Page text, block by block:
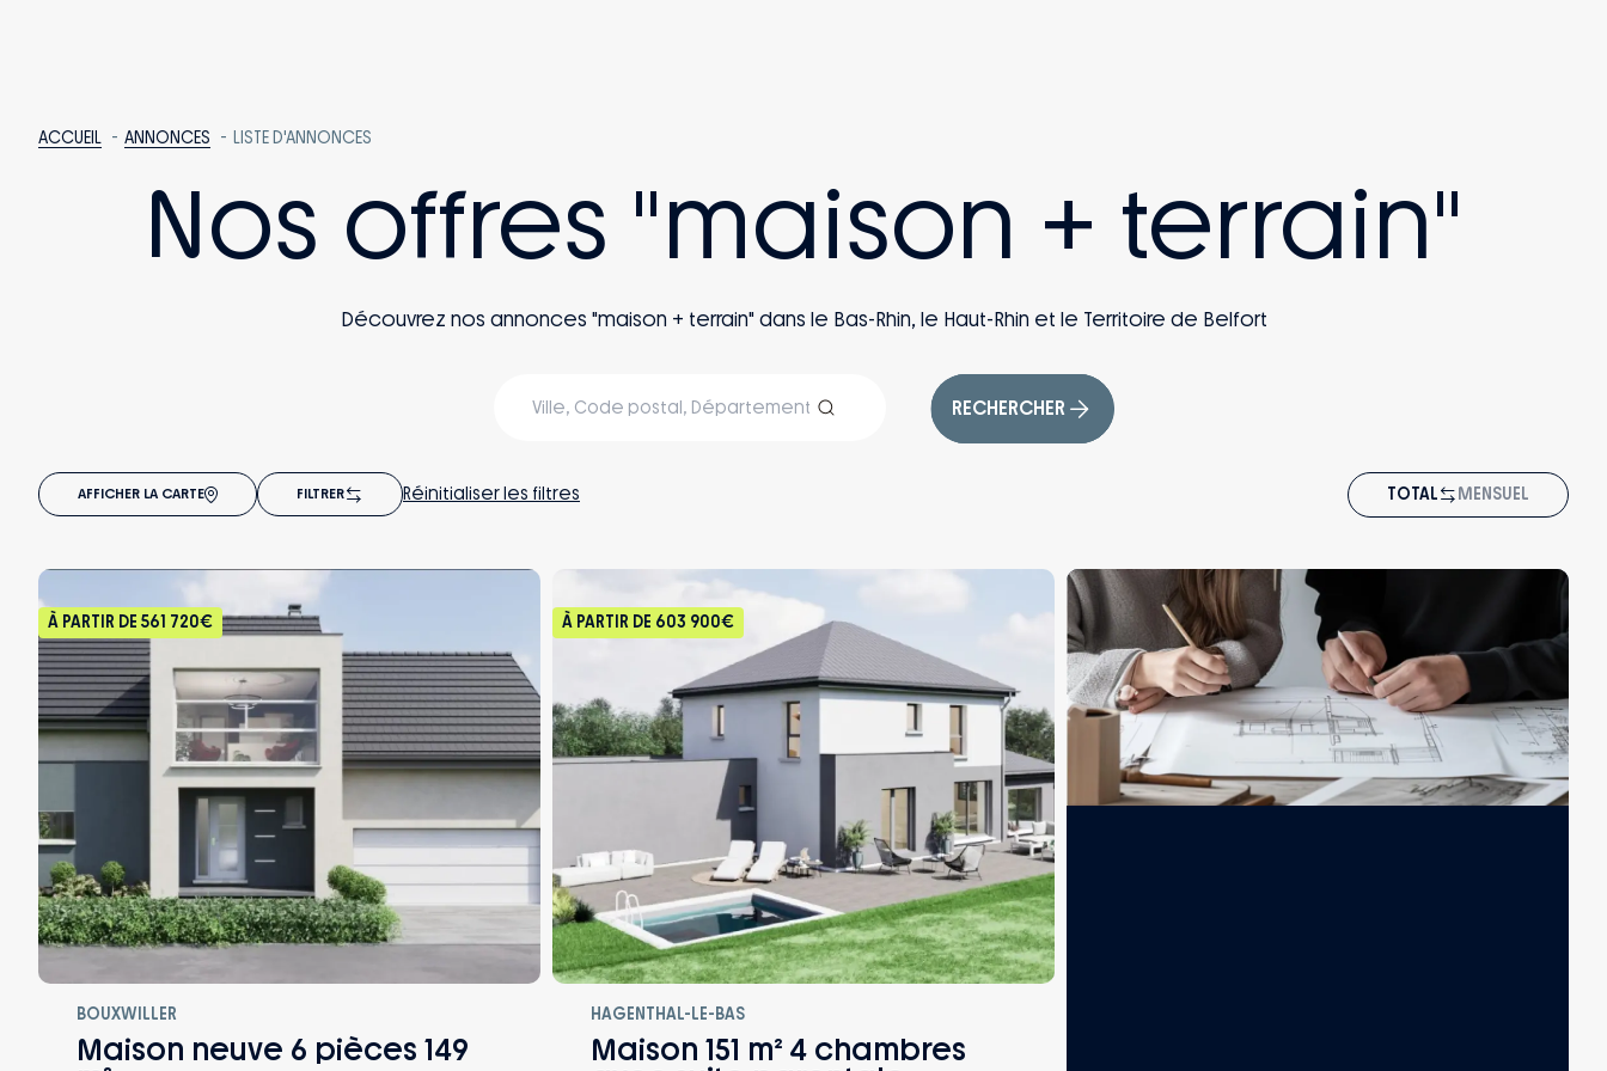
ACCUEIL ANNONCES LISTE D'ANNONCES
Nos offres "maison + terrain"
Découvrez nos annonces "maison + terrain" dans le Bas-Rhin, le Haut-Rhin et le Territoire de Belfort
RECHERCHER
AFFICHER LA CARTE FILTRER Réinitialiser les filtres TOTAL MENSUEL
À PARTIR DE 561 720€
BOUXWILLER
Maison neuve 6 pièces 149
À PARTIR DE 603 900€
HAGENTHAL-LE-BAS
Maison 151 m² 4 chambres